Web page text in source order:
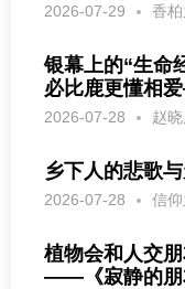
2026-07-29 香
银幕上的“生命
必比鹿更懂相
2026-07-28 赵晓
乡下人的悲歌
2026-07-28 信
植物会和人交
——《寂静的朋